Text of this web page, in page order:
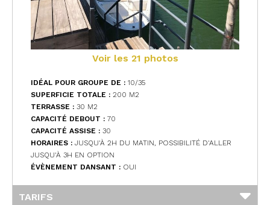
Voir les 21 photos
IDÉAL POUR GROUPE DE : 10/35
SUPERFICIE TOTALE : 200 M2
TERRASSE : 30 M2
CAPACITÉ DEBOUT : 70
CAPACITÉ ASSISE : 30
HORAIRES : JUSQU'À 2H DU MATIN, POSSIBILITÉ D'ALLER
JUSQU'À 3H EN OPTION
ÉVÈNEMENT DANSANT : OUI
TARIFS